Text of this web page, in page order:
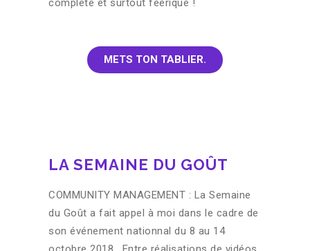
complète et surtout féérique !
METS TON TABLIER.
LA SEMAINE DU GOÛT
COMMUNITY MANAGEMENT : La Semaine
du Goût a fait appel à moi dans le cadre de
son événement nationnal du 8 au 14